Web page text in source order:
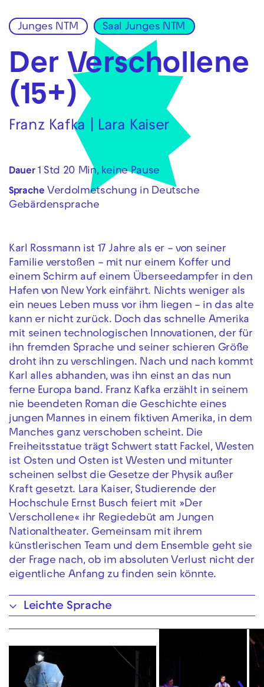
Zur Hauptnavigation springen
Zum Hauptinhalt springen Zum Footer springen
Junges NTM Saal Junges NTM
Der Ver­scholle­ne
(15+)
Franz Kafka | Lara Kaiser
Dauer 1 Std 20 Min, keine Pause
Sprache Verdolmetschung in Deutsche
Gebärdensprache
Karl Rossmann ist 17 Jahre als er – von seiner
Familie verstoßen – mit nur einem Koffer und
einem Schirm auf einem Überseedampfer in den
Hafen von New York einfährt. Nichts weniger als
ein neues Leben muss vor ihm liegen – in das alte
kann er nicht zurück. Doch das schnelle Amerika
mit seinen technologischen Innovationen, der für
ihn fremden Sprache und seiner schieren Größe
droht ihn zu verschlingen. Nach und nach kommt
Karl alles abhanden, was ihn einst an das nun
ferne Europa band. Franz Kafka erzählt in seinem
nie beendeten Roman die Geschichte eines
jungen Mannes in einem fiktiven Amerika, in dem
Manches ganz verschoben scheint. Die
Freiheitsstatue trägt Schwert statt Fackel, Westen
ist Osten und Osten ist Westen und mitunter
scheinen selbst die Gesetze der Physik außer
Kraft gesetzt. Lara Kaiser, Studierende der
Hochschule Ernst Busch feiert mit »Der
Verschollene« ihr Regiedebüt am Jungen
Nationaltheater. Gemeinsam mit ihrem
künstlerischen Team und dem Ensemble geht sie
der Frage nach, ob im absoluten Verlust nicht der
eigentliche Anfang zu finden sein könnte.
Leichte Sprache